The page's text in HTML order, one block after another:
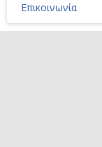
Επικοινωνία